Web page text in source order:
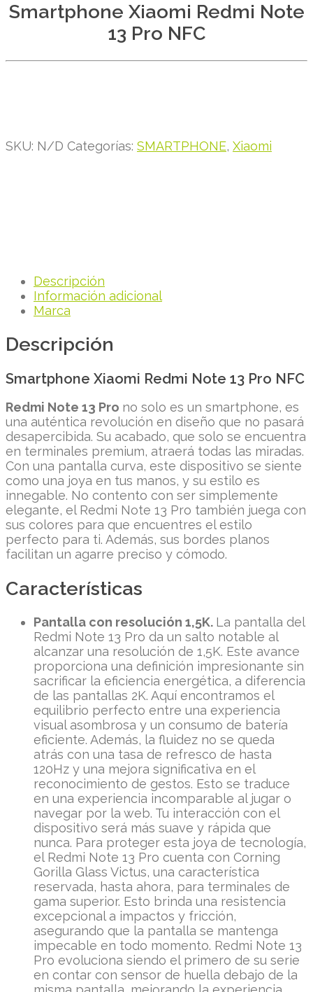
Smartphone Xiaomi Redmi Note
13 Pro NFC
SKU: N/D Categorías: SMARTPHONE, Xiaomi
Descripción
Información adicional
Marca
Descripción
Smartphone Xiaomi Redmi Note 13 Pro NFC
Redmi Note 13 Pro no solo es un smartphone, es
una auténtica revolución en diseño que no pasará
desapercibida. Su acabado, que solo se encuentra
en terminales premium, atraerá todas las miradas.
Con una pantalla curva, este dispositivo se siente
como una joya en tus manos, y su estilo es
innegable. No contento con ser simplemente
elegante, el Redmi Note 13 Pro también juega con
sus colores para que encuentres el estilo
perfecto para ti. Además, sus bordes planos
facilitan un agarre preciso y cómodo.
Características
Pantalla con resolución 1,5K. La pantalla del
Redmi Note 13 Pro da un salto notable al
alcanzar una resolución de 1,5K. Este avance
proporciona una definición impresionante sin
sacrificar la eficiencia energética, a diferencia
de las pantallas 2K. Aquí encontramos el
equilibrio perfecto entre una experiencia
visual asombrosa y un consumo de batería
eficiente. Además, la fluidez no se queda
atrás con una tasa de refresco de hasta
120Hz y una mejora significativa en el
reconocimiento de gestos. Esto se traduce
en una experiencia incomparable al jugar o
navegar por la web. Tu interacción con el
dispositivo será más suave y rápida que
nunca. Para proteger esta joya de tecnología,
el Redmi Note 13 Pro cuenta con Corning
Gorilla Glass Victus, una característica
reservada, hasta ahora, para terminales de
gama superior. Esto brinda una resistencia
excepcional a impactos y fricción,
asegurando que la pantalla se mantenga
impecable en todo momento. Redmi Note 13
Pro evoluciona siendo el primero de su serie
en contar con sensor de huella debajo de la